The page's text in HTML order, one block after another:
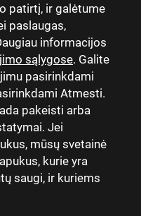
patirtį, ir galėtume
paslaugas,
informacijos
sąlygose. Galite
pasirinkdami
Atmesti.
pakeisti arba
Jei
mūsų svetainė
kurie yra
saugi, ir kuriems